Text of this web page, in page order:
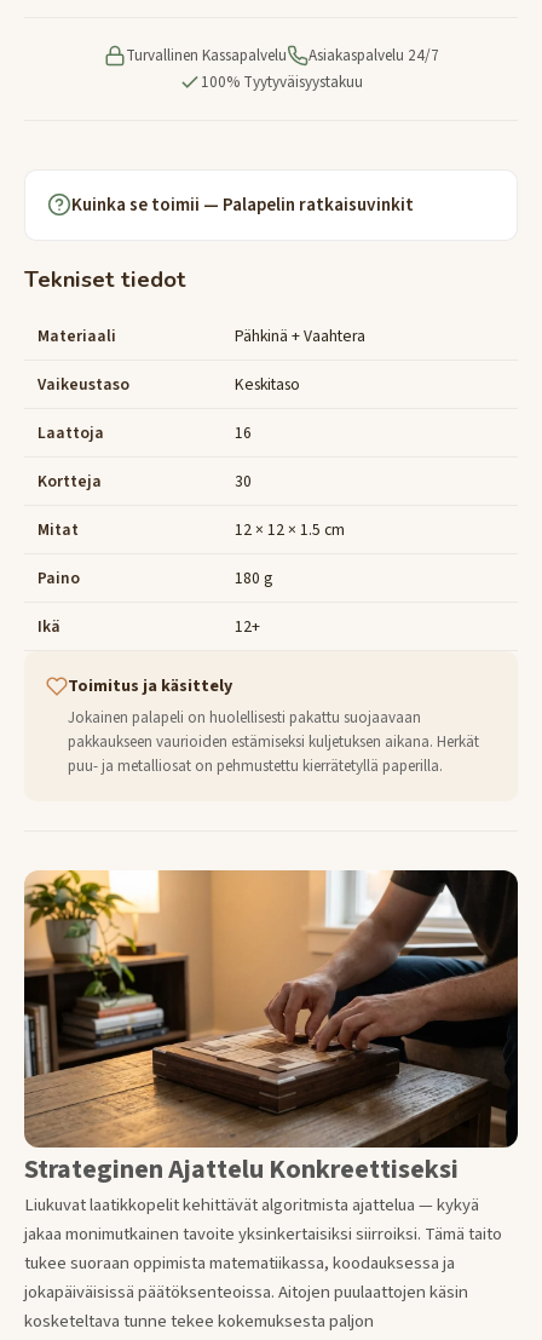
Turvallinen Kassapalvelu
Asiakaspalvelu 24/7
100% Tyytyväisyystakuu
Kuinka se toimii — Palapelin ratkaisuvinkit
Tekniset tiedot
Materiaali Pähkinä + Vaahtera
Vaikeustaso Keskitaso
Laattoja 16
Kortteja 30
Mitat 12 × 12 × 1.5 cm
Paino 180 g
Ikä 12+
Toimitus ja käsittely
Jokainen palapeli on huolellisesti pakattu suojaavaan
pakkaukseen vaurioiden estämiseksi kuljetuksen aikana. Herkät
puu- ja metalliosat on pehmustettu kierrätetyllä paperilla.
Strateginen Ajattelu Konkreettiseksi
Liukuvat laatikkopelit kehittävät algoritmista ajattelua — kykyä
jakaa monimutkainen tavoite yksinkertaisiksi siirroiksi. Tämä taito
tukee suoraan oppimista matematiikassa, koodauksessa ja
jokapäiväisissä päätöksenteoissa. Aitojen puulaattojen käsin
kosketeltava tunne tekee kokemuksesta paljon